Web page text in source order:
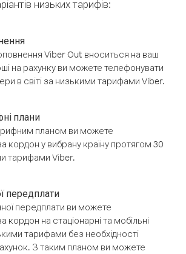
низьких тарифів:
Viber Out вноситься на ваш
на рахунку ви можете телефонувати
в світі за низькими тарифами Viber.
плани
планом ви можете
кордон у вибрану країну протягом 30
тарифами Viber.
передплати
передплати ви можете
кордон на стаціонарні та мобільні
тарифами без необхідності
З таким планом ви можете